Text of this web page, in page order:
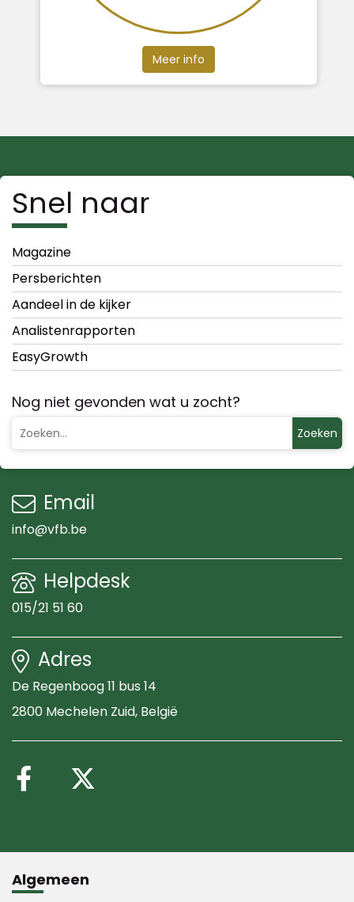
Meer info
Snel naar
Magazine
Persberichten
Aandeel in de kijker
Analistenrapporten
EasyGrowth
Nog niet gevonden wat u zocht?
Zoeken
Email
info@vfb.be
Helpdesk
015/21 51 60
Adres
De Regenboog 11 bus 14
2800 Mechelen Zuid, België
Volg ons op Facebook
Algemeen